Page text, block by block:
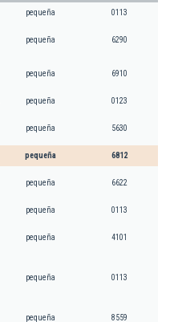
pequeña 0113
pequeña 6290
pequeña 6910
pequeña 0123
pequeña 5630
pequeña 6812
pequeña 6622
pequeña 0113
pequeña 4101
pequeña 0113
pequeña 8559